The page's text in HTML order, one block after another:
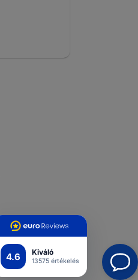
4.6 Kiváló
13575 értékelés